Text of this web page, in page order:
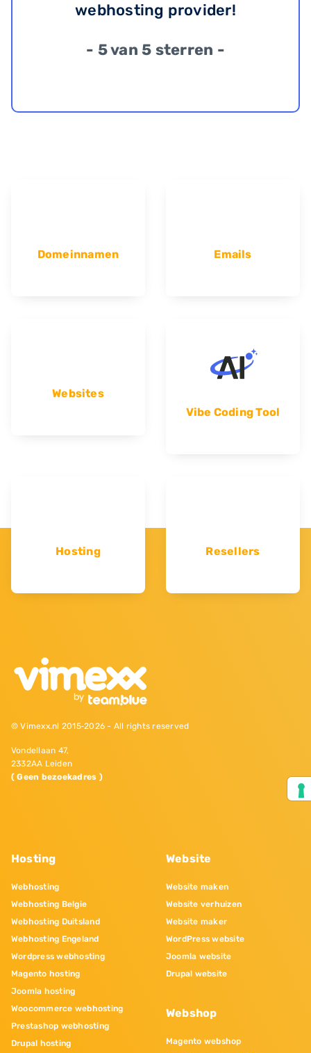
webhosting provider!
- 5 van 5 sterren -
Domeinnamen Emails
Websites
Vibe Coding Tool
Hosting Resellers
© Vimexx.nl 2015‐2026 - All rights reserved
Vondellaan 47,
2332AA Leiden
( Geen bezoekadres )
Hosting
Webhosting
Webhosting Belgie
Webhosting Duitsland
Webhosting Engeland
Wordpress webhosting
Magento hosting
Joomla hosting
Woocommerce webhosting
Prestashop webhosting
Drupal hosting
Website
Website maken
Website verhuizen
Website maker
WordPress website
Joomla website
Drupal website
Webshop
Magento webshop